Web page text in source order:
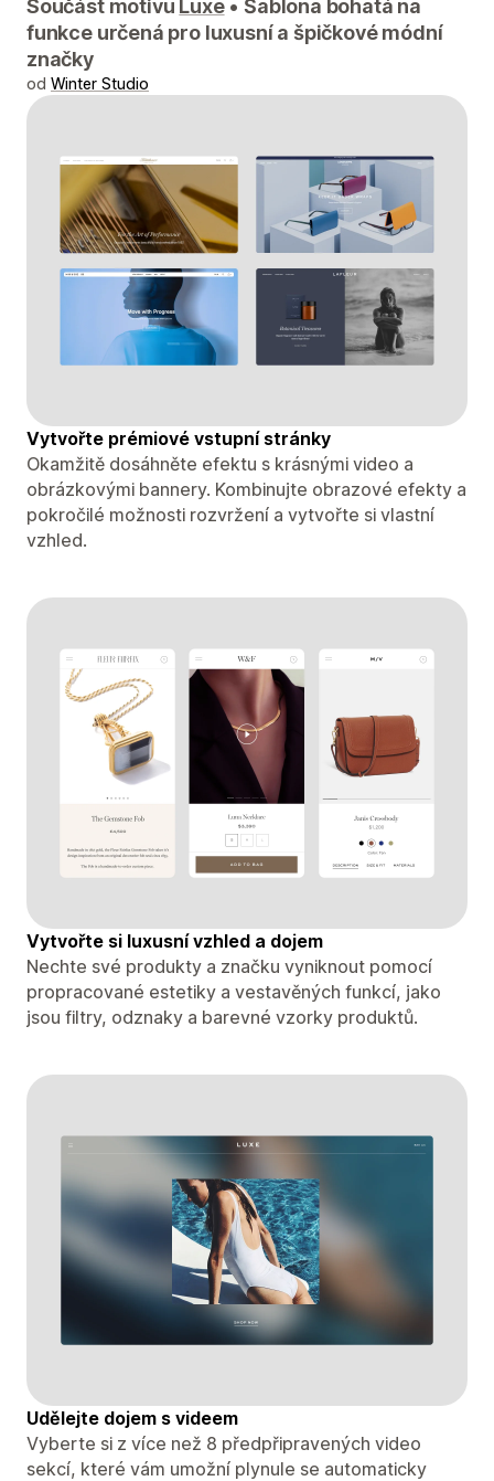
Součást motivu Luxe • Šablona bohatá na
funkce určená pro luxusní a špičkové módní
značky
od Winter Studio
Vytvořte prémiové vstupní stránky
Okamžitě dosáhněte efektu s krásnými video a
obrázkovými bannery. Kombinujte obrazové efekty a
pokročilé možnosti rozvržení a vytvořte si vlastní
vzhled.
Vytvořte si luxusní vzhled a dojem
Nechte své produkty a značku vyniknout pomocí
propracované estetiky a vestavěných funkcí, jako
jsou filtry, odznaky a barevné vzorky produktů.
Udělejte dojem s videem
Vyberte si z více než 8 předpřipravených video
sekcí, které vám umožní plynule se automaticky